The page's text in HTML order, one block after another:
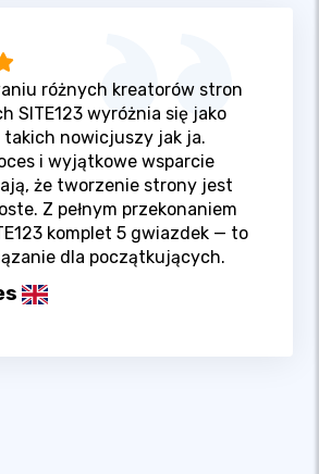
różnych kreatorów stron
SITE123 wyróżnia się jako
takich nowicjuszy jak ja.
i wyjątkowe wsparcie
że tworzenie strony jest
Z pełnym przekonaniem
komplet 5 gwiazdek — to
dla początkujących.